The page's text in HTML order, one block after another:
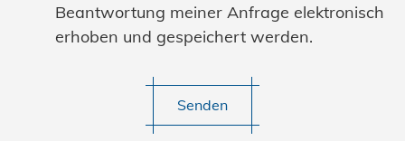
Beantwortung meiner Anfrage elektronisch
erhoben und gespeichert werden.
Senden